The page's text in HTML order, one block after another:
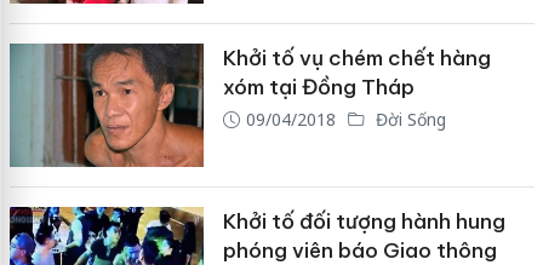
Khởi tố vụ chém chết hàng
xóm tại Đồng Tháp
09/04/2018 Đời Sống
Khởi tố đối tượng hành hung
phóng viên báo Giao thông